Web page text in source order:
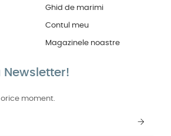
Ghid de marimi
Contul meu
Magazinele noastre
Newsletter!
moment.